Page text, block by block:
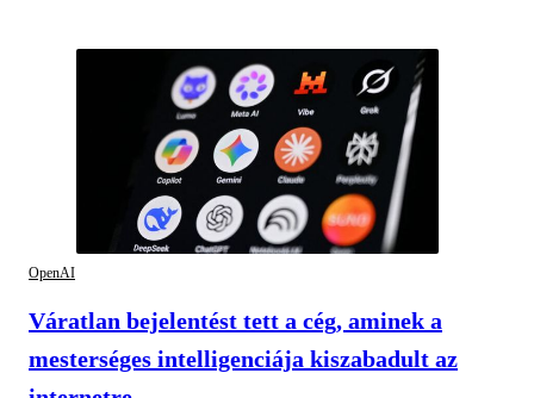
OpenAI
Váratlan bejelentést tett a cég, aminek a
mesterséges intelligenciája kiszabadult az